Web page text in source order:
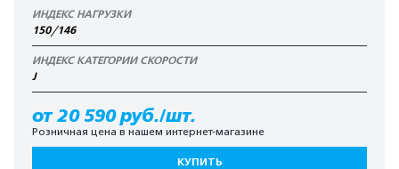
ИНДЕКС НАГРУЗКИ
150/146
ИНДЕКС КАТЕГОРИИ СКОРОСТИ
J
от 20 590 руб./шт.
Розничная цена в нашем интернет-магазине
КУПИТЬ